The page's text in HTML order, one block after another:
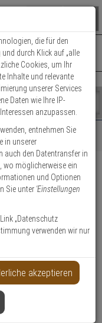
ist momentan leer.
Fertig
| Fr.: 8:00 - 14:00 Uhr
6 Schl.
Zylinder messen
die für den
durch Klick auf „alle
Cookies, um Ihr
Inhalte und relevante
unserer Services
Daten wie Ihre IP-
anzupassen.
entnehmen Sie
in unserer
auch den Datentransfer in
wo möglicherweise ein
und Optionen
Sie unter 'Einstellungen
„Datenschutz
verwenden wir nur
akzeptieren